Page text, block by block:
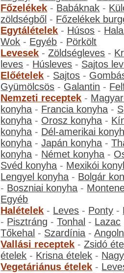
Főzelékek - Babáknak -
zöldségből - Főzelékek
Egytálételek - Húsos -
Wok - Egyéb - Pörkölt
Levesek -Zöldségleves -
leves - Húsleves - Sajtos
Előételek - Sajtos -
Gyümölcsös - Galantin -
Nemzeti receptek -
konyha - Francia konyha -
konyha - Orosz konyha -
konyha - Dél-amerikai
konyha -Japán konyha -
konyha - Német konyha -
Svéd konyha - Mexikói
Lengyel konyha - Bolgár
- Boszniai konyha -
Egyéb
Halételek - Leves - Ponty -
- Pisztráng -Tonhal - Lazac
Tőkehal - Szardínia -
Vallási receptek -Zsidó
ételek - Krisna ételek -
Vegetáriánus ételek -